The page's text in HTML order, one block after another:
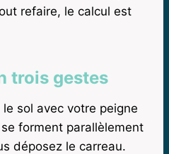
refaire, le calcul est
trois gestes
le sol avec votre peigne
forment parallèlement
déposez le carreau.